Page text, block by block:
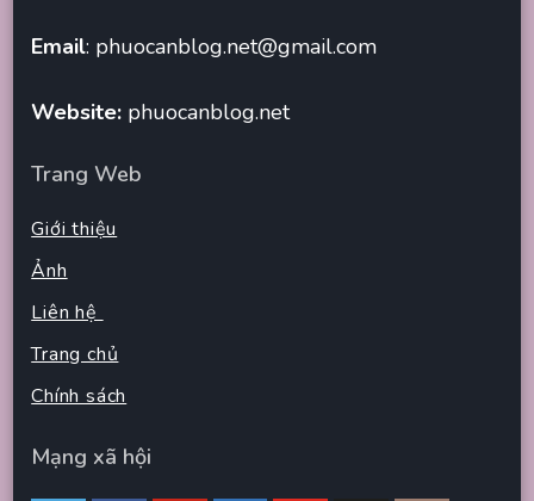
Email: phuocanblog.net@gmail.com
Website: phuocanblog.net
Trang Web
Giới thiệu
Ảnh
Liên hệ
Trang chủ
Chính sách
Mạng xã hội